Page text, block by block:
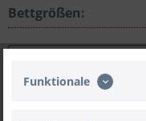
Bettgrößen:
Funktionale